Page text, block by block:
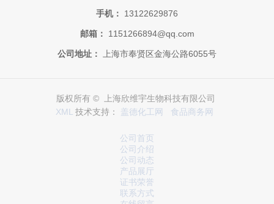
手机： 13122629876
邮箱： 1151266894@qq.com
公司地址： 上海市奉贤区金海公路6055号
版权所有 © 上海欣维宇生物科技有限公司
XML 技术支持： 盖德化工网 食品商务网
公司首页
公司介绍
公司动态
产品展厅
证书荣誉
联系方式